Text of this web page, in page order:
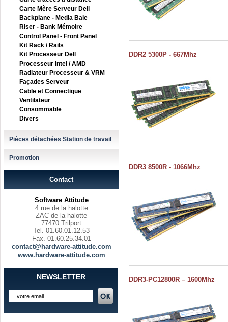
Carte Mère Serveur Dell
Backplane - Media Baie
Riser - Bank Mémoire
Control Panel - Front Panel
Kit Rack / Rails
Kit Processeur Dell
Processeur Intel / AMD
Radiateur Processeur & VRM
Façades Serveur
Cable et Connectique
Ventilateur
Consommable
Divers
Pièces détachées Station de travail
Promotion
Contact
Software Attitude
4 rue de la halotte
ZAC de la halotte
77470 Trilport
Tel. 01.60.01.12.53
Fax. 01.60.25.34.01
contact@hardware-attitude.com
www.hardware-attitude.com
NEWSLETTER
DDR2 5300P - 667Mhz
DDR3 8500R - 1066Mhz
DDR3-PC12800R – 1600Mhz